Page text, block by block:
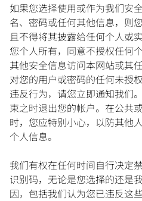
如果您选择使用或作为我们安
名、密码或任何其他信息，则
且不得将其披露给任何个人或
您个人所有，同意不授权任何
其他安全信息访问本网站或其
对您的用户或密码的任何未授
违反行为，请您立即通知我们
束之时退出您的帐户。在公共
时，您应特别小心，以防其他
个人信息。
我们有权在任何时间自行决定
识别码，无论是您选择的还是
因，包括我们认为您已违反这